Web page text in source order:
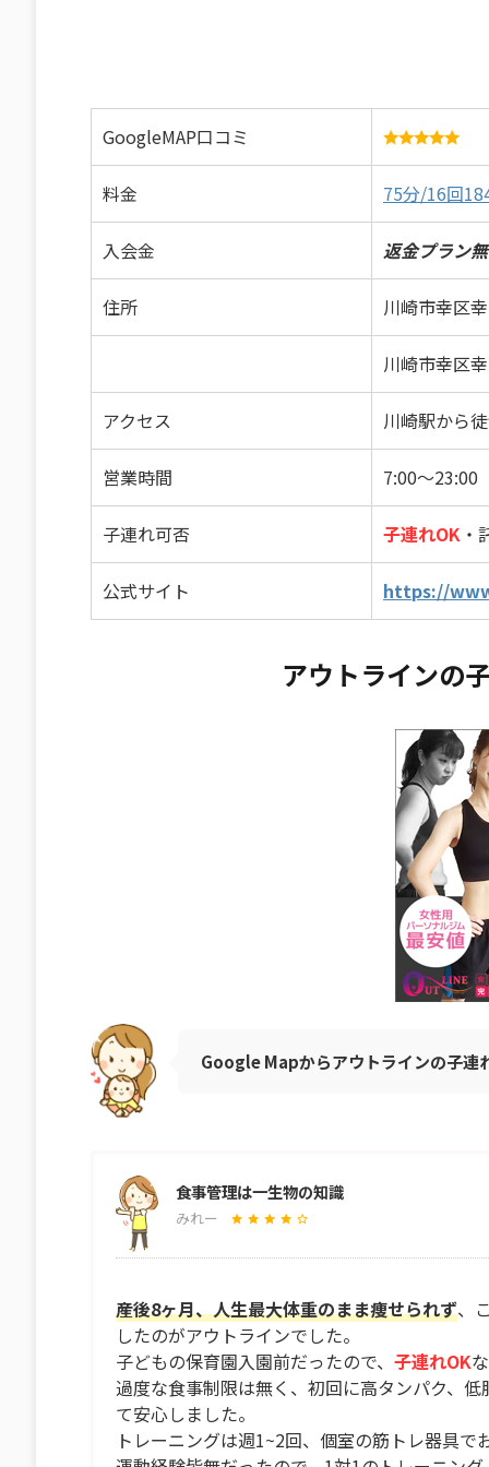
GoogleMAP口コミ
料金 75分/16回
入会金 返金プラン
住所 川崎市幸区
川崎市幸区
アクセス 川崎駅から
営業時間 7:00～23:00
子連れ可否 子連れOK ・
公式サイト https://
アウトラインの
Google Mapからアウトラインの子連
食事管理は一生物の知識
みれー
産後8ヶ月、人生最大体重のまま痩せられず、
したのがアウトラインでした。
子どもの保育園入園前だったので、 子連れOK
過度な食事制限は無く、初回に高タンパク、
て安心しました。
トレーニングは週1~2回、個室の筋トレ器具で